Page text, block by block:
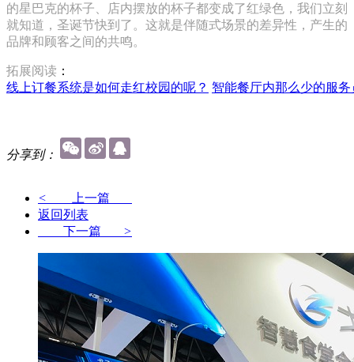
的星巴克的杯子、店内摆放的杯子都变成了红绿色，我们立刻
就知道，圣诞节快到了。这就是伴随式场景的差异性，产生的
品牌和顾客之间的共鸣。
拓展阅读 ：
线上订餐系统是如何走红校园的呢？ 智能餐厅内那么少的服务
分享到：
< 上一篇
返回列表
下一篇 >